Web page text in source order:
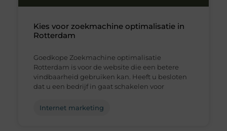
Kies voor zoekmachine optimalisatie in
Rotterdam
Goedkope Zoekmachine optimalisatie
Rotterdam is voor de website die een betere
vindbaarheid gebruiken kan. Heeft u besloten
dat u een bedrijf in gaat schakelen voor
Internet marketing